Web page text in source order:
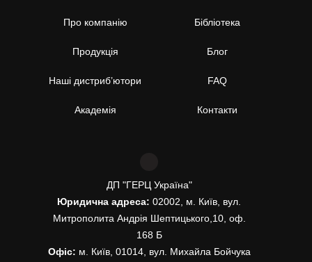
Про компанію
Продукція
Наші дистриб’ютори
Академія
Бібліотека
Блог
FAQ
Контакти
ДП "ГЕРЦ Україна"
Юридична адреса: 02002, м. Київ, вул.
Митрополита Андрія Шептицького,10, оф.
168 Б
Офіс: м. Київ, 01014, вул. Михайла Бойчука